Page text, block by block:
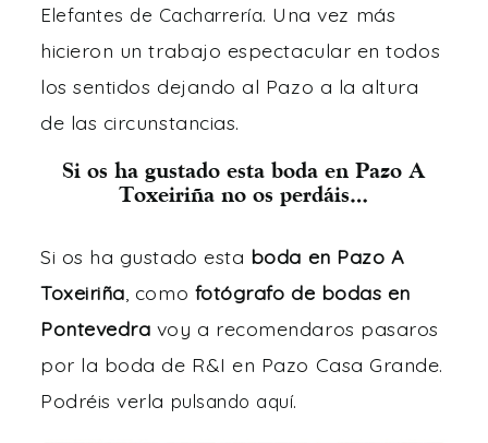
Elefantes de Cacharrería. Una vez más
hicieron un trabajo espectacular en todos
los sentidos dejando al Pazo a la altura
de las circunstancias.
Si os ha gustado esta boda en Pazo A
Toxeiriña no os perdáis…
Si os ha gustado esta boda en Pazo A
Toxeiriña , como fotógrafo de bodas en
Pontevedra voy a recomendaros pasaros
por la boda de R&I en Pazo Casa Grande.
Podréis verla pulsando aquí.